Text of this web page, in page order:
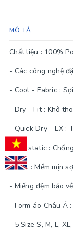
MÔ TẢ
Chất liệu : 100%
- Các công nghệ
- Cool - Fabric :
- Dry - Fit : Khô
- Quick Dry - EX :
- Antistatic :
- Soft : Mềm mịn
- Miếng đệm bảo
- Form áo Châu Á :
- 5 Size S, M, L,